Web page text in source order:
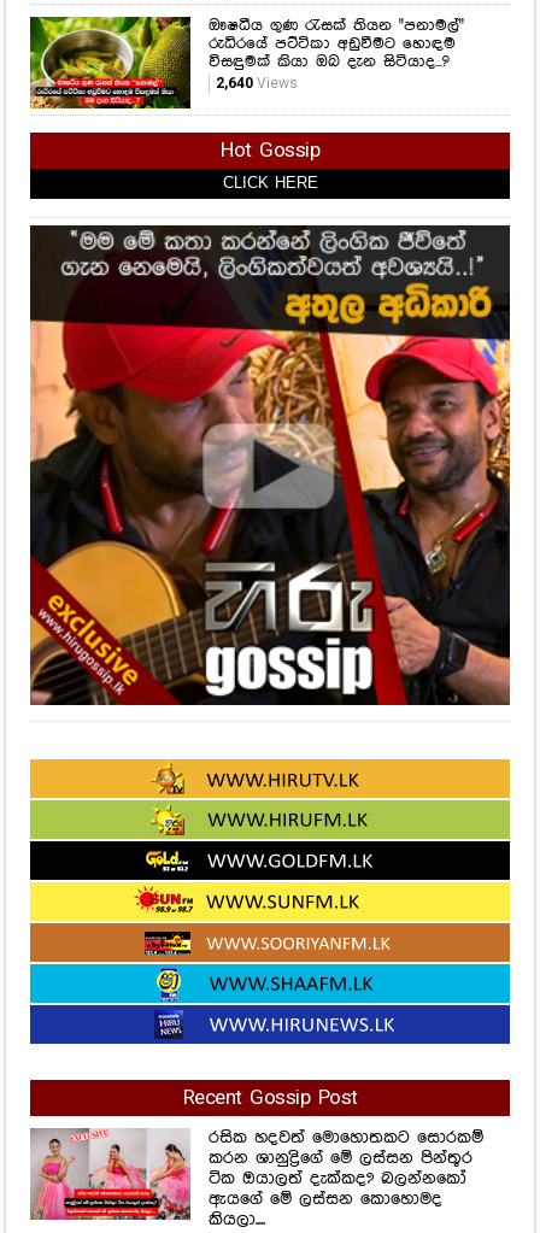
ඖෂධීය ගුණ රැසක් තියන "පනාමල්"
රුධිරයේ පට්ටිකා අඩුවීමට හොඳම
විසඳුමක් කියා ඔබ දැන සිටියාද...?
2,640Views
Hot Gossip
CLICK HERE
Recent Gossip Post
රසික හදවත් මොහොතකට සොරකම්
කරන ශානුද්‍රිගේ මේ ලස්සන පින්තූර
ටික ඔයාලත් දැක්කද? බලන්නකෝ
ඇයගේ මේ ලස්සන කොහොමද
කියලා....